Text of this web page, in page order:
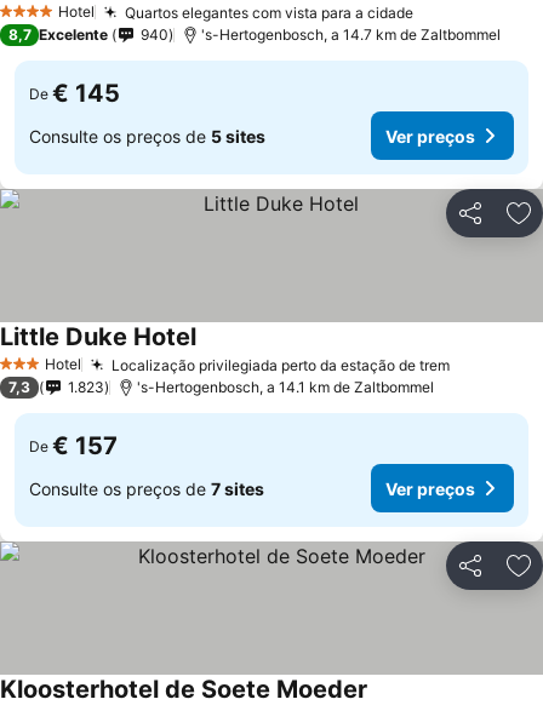
4 EstrelasHotel Quartos elegantes com vista para a cidade
8,7 Excelente 940 's-Hertogenbosch, a 14.7 km de Zaltbommel
De € 145
Consulte os preços de 5 sites Ver preços
Partilhar
3 EstrelasHotel Localização privilegiada perto da estação de trem
Little Duke Hotel
7,3 1.823 's-Hertogenbosch, a 14.1 km de Zaltbommel
De € 157
Consulte os preços de 7 sites Ver preços
Partilhar
Kloosterhotel de Soete Moeder